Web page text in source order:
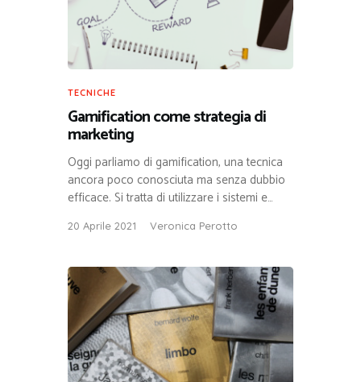
TECNICHE
Gamification come strategia di
marketing
Oggi parliamo di gamification, una tecnica
ancora poco conosciuta ma senza dubbio
efficace. Si tratta di utilizzare i sistemi e…
20 Aprile 2021 Veronica Perotto